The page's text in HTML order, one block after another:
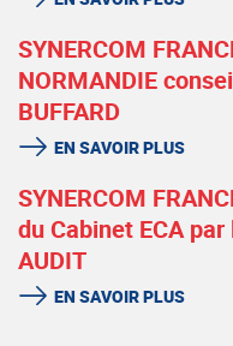
SYNERCOM
NORMANDIE
BUFFARD
EN SAVOIR PLUS
SYNERCOM
du Cabinet ECA
AUDIT
EN SAVOIR PLUS